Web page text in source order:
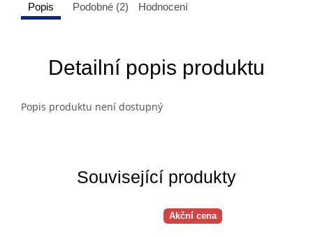
Související produkty
Akční cena
Popis Podobné (2) Hodnocení
Detailní popis produktu
Popis produktu není dostupný